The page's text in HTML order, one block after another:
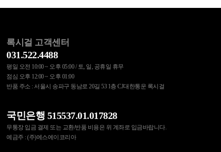
록시걸 고객센터
031.522.4488
평일 오전 10:00 ~ 오후 05:00 / 토, 일, 공휴일 휴무
점심 오후 12:00 ~ 오후 01:00
반품 주소 : 서울시 송파구 동남로 20길 53 1층 CJ대한통운 록시걸
국민은행 515537.01.017828
무통장 입금 결제 또는 교환/반품 비용은 위 계좌로 입금바랍니다.
예금주 : (주)에스에이코리아